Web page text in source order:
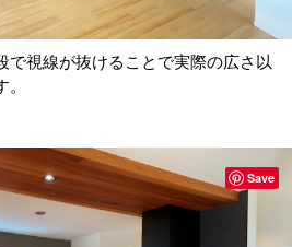
で視線が抜けることで実際の広さ以
Save